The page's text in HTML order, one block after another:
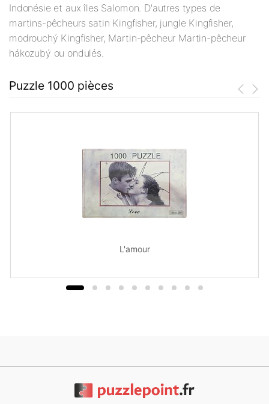
Indonésie et aux îles Salomon. D'autres types de
martins-pêcheurs satin Kingfisher, jungle Kingfisher,
modrouchý Kingfisher, Martin-pêcheur Martin-pêcheur
hákozubý ou ondulés.
Puzzle 1000 pièces
L'amour